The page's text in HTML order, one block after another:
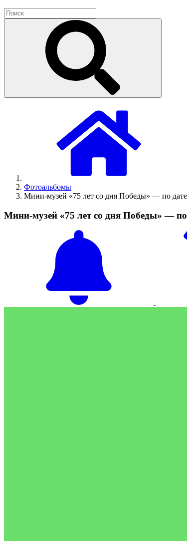
Фотоальбомы
Мини-музей «75 лет со дня Победы» — по
Мини-музей «75 лет со дня Победы» —